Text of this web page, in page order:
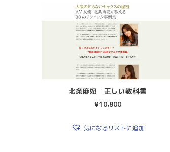
北条麻妃 正しい教科書
¥10,800
気になるリストに追加